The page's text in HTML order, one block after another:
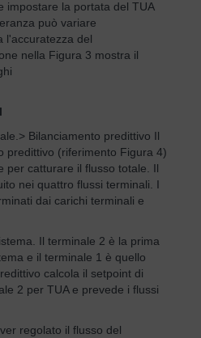
impostare la portata del TUA
può variare
l'accuratezza del
nella Figura 3 mostra il
Bilanciamento predittivo Il
predittivo (riferimento Figura 4)
per catturare il flusso totale. Il
nei quattro flussi terminali. I
dai carichi terminali e
Il terminale 2 è la prima
e il terminale 1 è quello
calcola il setpoint di
2 per TUA e prevede i flussi
regolato il flusso del